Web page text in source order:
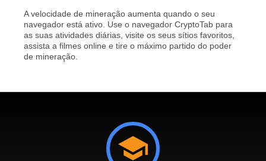
A velocidade de mineração aumenta quando o seu
navegador está ativo. Use o navegador CryptoTab para
as suas atividades diárias, visite os seus sítios favoritos,
assista a filmes online e tire o máximo partido do poder
de mineração.